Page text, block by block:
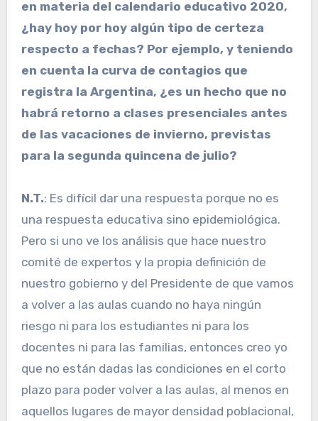
en materia del calendario educativo 2020,
¿hay hoy por hoy algún tipo de certeza
respecto a fechas? Por ejemplo, y teniendo
en cuenta la curva de contagios que
registra la Argentina, ¿es un hecho que no
habrá retorno a clases presenciales antes
de las vacaciones de invierno, previstas
para la segunda quincena de julio?
N.T.: Es difícil dar una respuesta porque no es
una respuesta educativa sino epidemiológica.
Pero si uno ve los análisis que hace nuestro
comité de expertos y la propia definición de
nuestro gobierno y del Presidente de que vamos
a volver a las aulas cuando no haya ningún
riesgo ni para los estudiantes ni para los
docentes ni para las familias, entonces creo yo
que no están dadas las condiciones en el corto
plazo para poder volver a las aulas, al menos en
aquellos lugares de mayor densidad poblacional,